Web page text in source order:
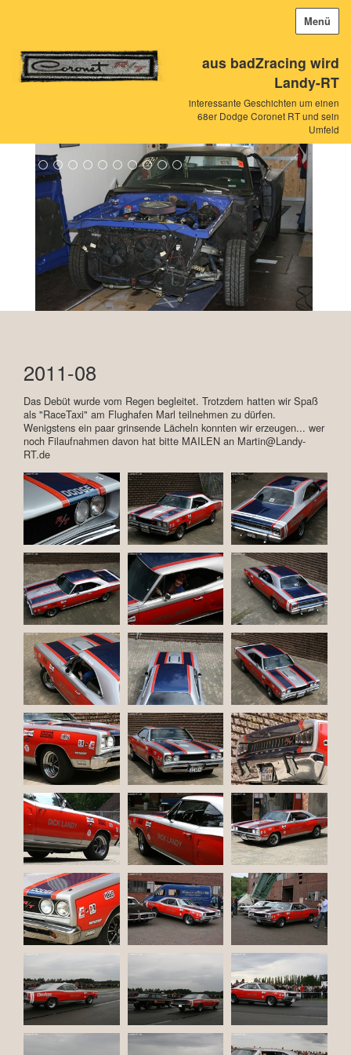
aus badZracing wird
Landy-RT
interessante Geschichten um einen
68er Dodge Coronet RT und sein
Umfeld
Menü
2011-08
Das Debüt wurde vom Regen begleitet. Trotzdem hatten wir Spaß
als "RaceTaxi" am Flughafen Marl teilnehmen zu dürfen.
Wenigstens ein paar grinsende Lächeln konnten wir erzeugen... wer
noch Filaufnahmen davon hat bitte MAILEN an Martin@Landy-
RT.de